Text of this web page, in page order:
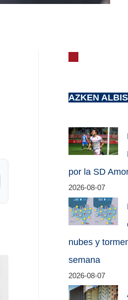
AZKEN
por la SD
2026-08-07
nubes y
semana
2026-08-07